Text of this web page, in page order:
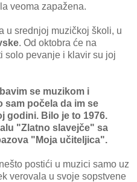
veoma zapažena.
u srednjoj muzičkoj školi, u
. Od oktobra će na
solo pevanje i klavir su joj
se muzikom i
sam počela da im se
godini. Bilo je to 1976.
"Zlatno slavejče" sa
"Moja učiteljica".
postići u muzici samo uz
verovala u svoje sopstvene